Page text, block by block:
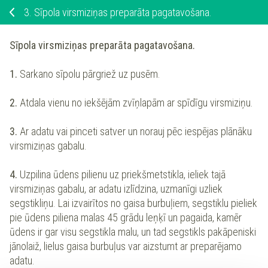
3. Sīpola virsmiziņas preparāta pagatavošana.
Sīpola virsmiziņas preparāta pagatavošana.
1. Sarkano sīpolu pārgriež uz pusēm.
2. Atdala vienu no iekšējām zvīņlapām ar spīdīgu virsmiziņu.
3. Ar adatu vai pinceti satver un norauj pēc iespējas plānāku
virsmiziņas gabalu.
4. Uzpilina ūdens pilienu uz priekšmetstikla, ieliek tajā
virsmiziņas gabalu, ar adatu izlīdzina, uzmanīgi uzliek
segstikliņu. Lai izvairītos no gaisa burbuļiem, segstiklu pieliek
pie ūdens piliena malas 45 grādu leņķī un pagaida, kamēr
ūdens ir gar visu segstikla malu, un tad segstikls pakāpeniski
jānolaiž, lielus gaisa burbuļus var aizstumt ar preparējamo
adatu.